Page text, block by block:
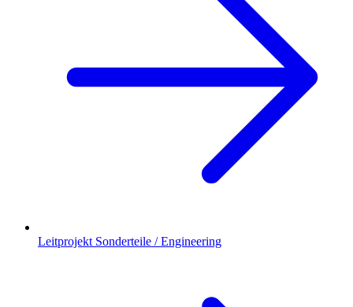
Leitprojekt Sonderteile / Engineering